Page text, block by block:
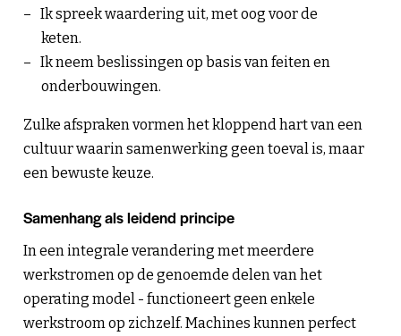
Ik spreek waardering uit, met oog voor de
keten.
Ik neem beslissingen op basis van feiten en
onderbouwingen.
Zulke afspraken vormen het kloppend hart van een
cultuur waarin samenwerking geen toeval is, maar
een bewuste keuze.
Samenhang als leidend principe
In een integrale verandering met meerdere
werkstromen op de genoemde delen van het
operating model - functioneert geen enkele
werkstroom op zichzelf. Machines kunnen perfect